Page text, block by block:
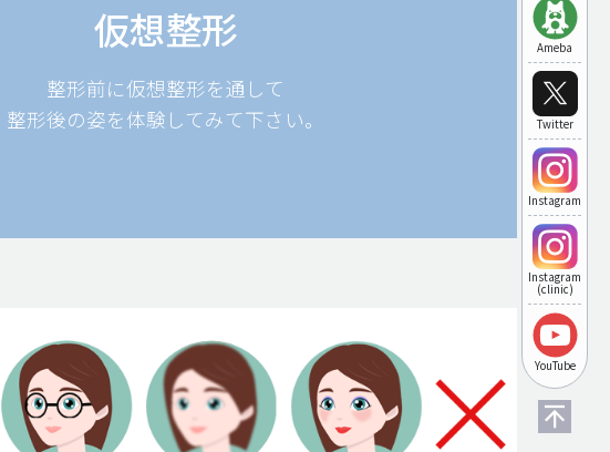
Ameba
Twitter
Instagram
Instagram
(clinic)
YouTube
仮想整形
整形前に仮想整形を通して
整形後の姿を体験してみて下さい。